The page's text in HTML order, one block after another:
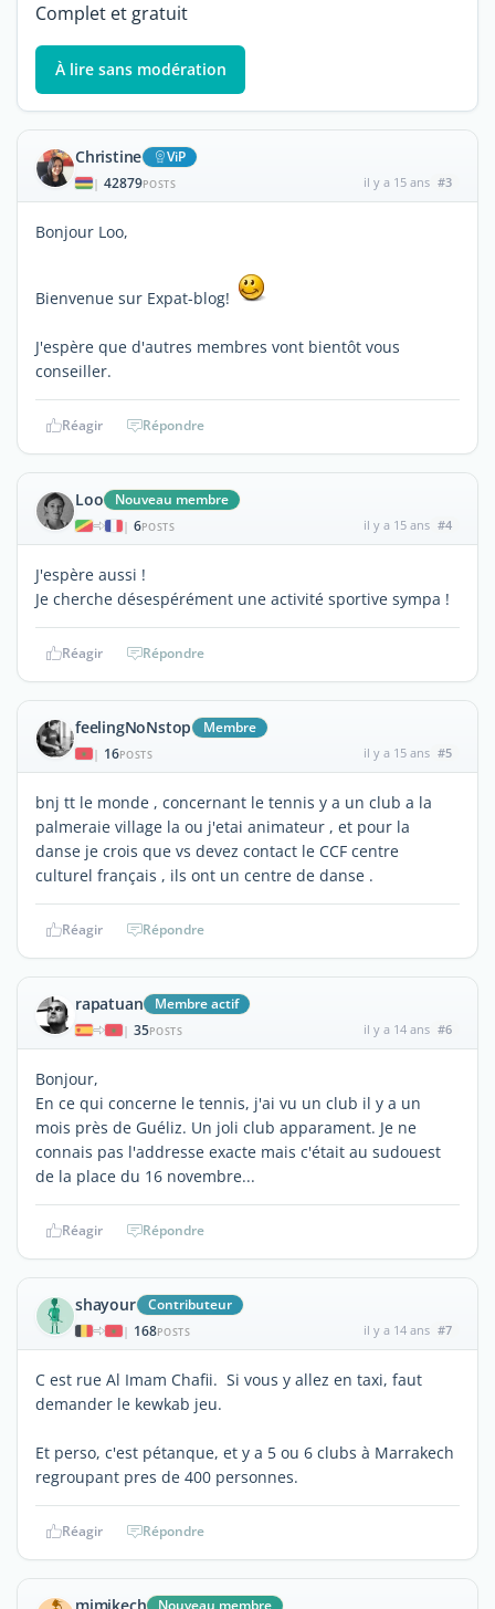
Complet et gratuit
À lire sans modération
Christine ViP
| 42879POSTS il y a 15 ans #3
Bonjour Loo,
Bienvenue sur Expat-blog!
J'espère que d'autres membres vont bientôt vous
conseiller.
Réagir Répondre
Loo Nouveau membre
| 6POSTS il y a 15 ans #4
J'espère aussi !
Je cherche désespérément une activité sportive sympa !
Réagir Répondre
feelingNoNstop Membre
| 16POSTS il y a 15 ans #5
bnj tt le monde , concernant le tennis y a un club a la
palmeraie village la ou j'etai animateur , et pour la
danse je crois que vs devez contact le CCF centre
culturel français , ils ont un centre de danse .
Réagir Répondre
rapatuan Membre actif
| 35POSTS il y a 14 ans #6
Bonjour,
En ce qui concerne le tennis, j'ai vu un club il y a un
mois près de Guéliz. Un joli club apparament. Je ne
connais pas l'addresse exacte mais c'était au sudouest
de la place du 16 novembre...
Réagir Répondre
shayour Contributeur
| 168POSTS il y a 14 ans #7
C est rue Al Imam Chafii. Si vous y allez en taxi, faut
demander le kewkab jeu.
Et perso, c'est pétanque, et y a 5 ou 6 clubs à Marrakech
regroupant pres de 400 personnes.
Réagir Répondre
Nouveau membre